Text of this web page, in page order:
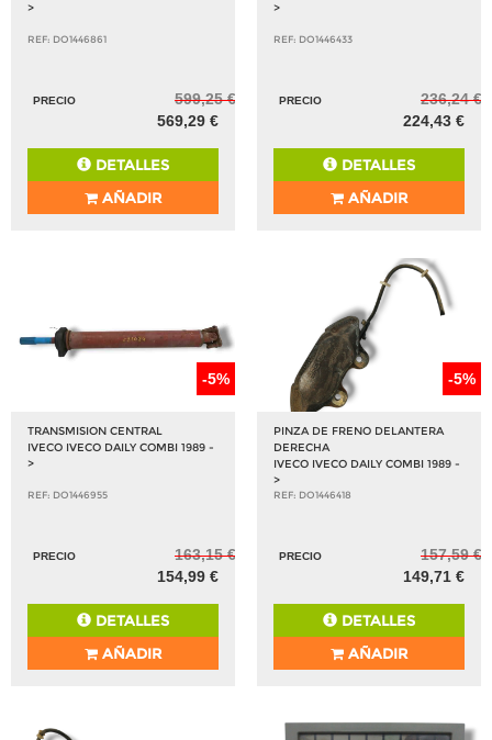
>
REF: DO1446861
PRECIO
599,25 €
569,29 €
DETALLES
AÑADIR
>
REF: DO1446433
PRECIO
236,24 €
224,43 €
DETALLES
AÑADIR
-5%
TRANSMISION CENTRAL
IVECO IVECO DAILY COMBI 1989 -
>
REF: DO1446955
PRECIO
163,15 €
154,99 €
DETALLES
AÑADIR
-5%
PINZA DE FRENO DELANTERA
DERECHA
IVECO IVECO DAILY COMBI 1989 -
>
REF: DO1446418
PRECIO
157,59 €
149,71 €
DETALLES
AÑADIR